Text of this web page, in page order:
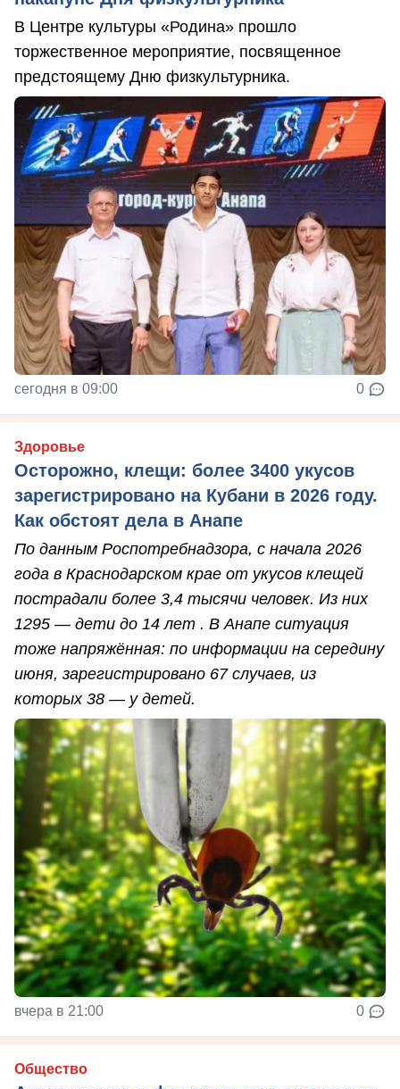
В Центре культуры «Родина» прошло
торжественное мероприятие, посвященное
предстоящему Дню физкультурника.
сегодня в 09:00 0
Здоровье
Осторожно, клещи: более 3400 укусов
зарегистрировано на Кубани в 2026 году.
Как обстоят дела в Анапе
По данным Роспотребнадзора, с начала 2026
года в Краснодарском крае от укусов клещей
пострадали более 3,4 тысячи человек. Из них
1295 — дети до 14 лет . В Анапе ситуация
тоже напряжённая: по информации на середину
июня, зарегистрировано 67 случаев, из
которых 38 — у детей.
вчера в 21:00 0
Общество